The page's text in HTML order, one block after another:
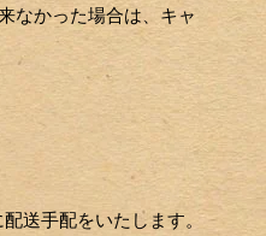
なかった場合は、キャ
送手配をいたします。